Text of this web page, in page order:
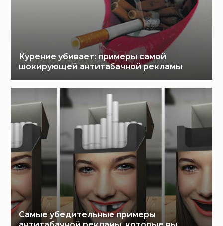
Курение убивает: примеры самой
шокирующей антитабачной рекламы
Самые убедительные примеры